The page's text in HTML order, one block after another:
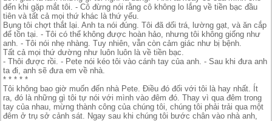
đến khi gặp mắt tôi. - Cô đừng nói rằng cô không lo lắng về tiền bạc đầu
tiên và tất cả mọi thứ khác là thứ yếu.
Bụng tôi chợt thắt lại. Anh ta nói đúng. Tôi đã dối trá, lường gạt, và ăn cắp
để tồn tại. - Tôi có thể không được hoàn hảo, nhưng tôi không giống như
anh. - Tôi nói nhẹ nhàng. Tuy nhiên, vẫn còn cảm giác như bị bệnh.
Tất cả mọi thứ dường như luôn luôn là về tiền bạc.
- Thôi được rồi. - Pete nói kéo tôi vào cánh tay của anh. - Sau khi đưa anh
ta đi, anh sẽ đưa em về nhà.
* * * * *
Tôi không bao giờ muốn đến nhà Pete. Điều đó đối với tôi là hay nhất. Ít
ra, đó là những gì tôi tự nói với mình vào đêm đó. Thay vì qua đêm trong
tay của nhau, mừng thành công của chúng tôi, chúng tôi phải trải qua một
đêm ở trụ sở cảnh sát. Ngay sau khi chúng tôi bước chân vào nhà anh,